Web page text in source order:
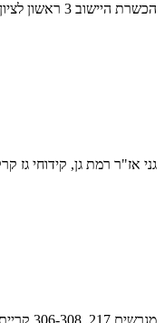
הכשרת היישוב 3 ראשון לציון, קידוחי ניסיון לעומקים 15, 18 מטר
גני אז"ר רמת גן, קידוחי גז